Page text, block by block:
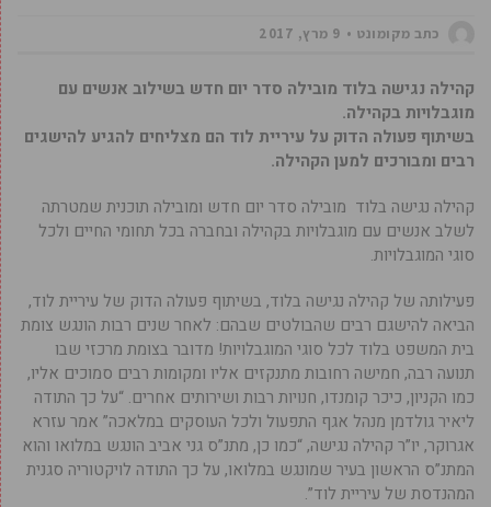
כתב מקומונט 9 מרץ, 2017
קהילה נגישה בלוד מובילה סדר יום חדש בשילוב אנשים עם
מוגבלויות בקהילה.
בשיתוף פעולה הדוק על עיריית לוד הם מצליחים להגיע להישגים
רבים ומבורכים למען הקהילה.
קהילה נגישה בלוד מובילה סדר יום חדש ומובילה תוכנית שמטרתה
לשלב אנשים עם מוגבלויות בקהילה ובחברה בכל תחומי החיים ולכל
סוגי המוגבלויות.
פעילותה של קהילה נגישה בלוד, בשיתוף פעולה הדוק של עיריית לוד,
הביאה להישגם רבים שהבולטים שבהם: לאחר שנים רבות הונגש צומת
בית המשפט בלוד לכל סוגי המוגבלויות! מדובר בצומת מרכזי שבו
תנועה רבה, חמישה רחובות מתנקזים אליו ומקומות רבים סמוכים אליו,
כמו הקניון, כיכר קומנדו, חנויות רבות ושירותים אחרים. “על כך התודה
ליאיר גולדמן מנהל אגף התפעול ולכל העוסקים במלאכה” אמר עזרא
אגרוקר, יו”ר קהילה נגישה, “כמו כן, מתנ”ס גני אביב הונגש במלואו והוא
המתנ”ס הראשון בעיר שמונגש במלואו, על כך התודה לויקטוריה סגנית
המהנדסת של עיריית לוד”.